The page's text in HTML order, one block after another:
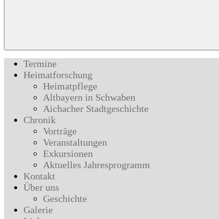
Termine
Heimatforschung
Heimatpflege
Altbayern in Schwaben
Aichacher Stadtgeschichte
Chronik
Vorträge
Veranstaltungen
Exkursionen
Aktuelles Jahresprogramm
Kontakt
Über uns
Geschichte
Galerie